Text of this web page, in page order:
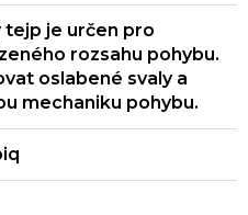
tejp je určen pro
rozsahu pohybu.
oslabené svaly a
mechaniku pohybu.